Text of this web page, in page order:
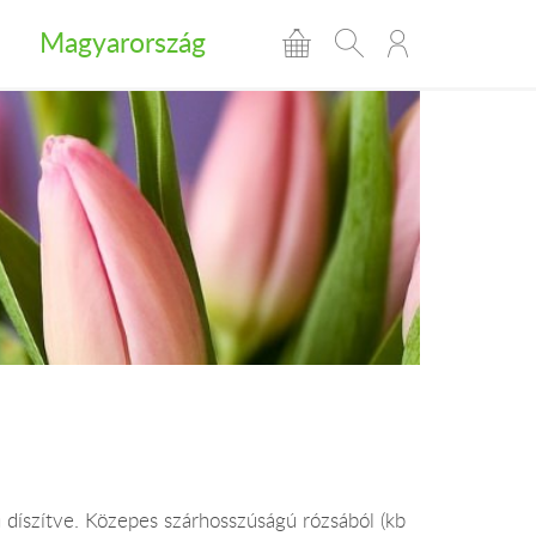
Magyarország
Közepes szárhosszúságú rózsából (kb